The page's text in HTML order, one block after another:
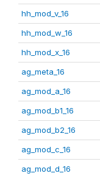
hh_mod_v_16
hh_mod_w_16
hh_mod_x_16
ag_meta_16
ag_mod_a_16
ag_mod_b1_16
ag_mod_b2_16
ag_mod_c_16
ag_mod_d_16